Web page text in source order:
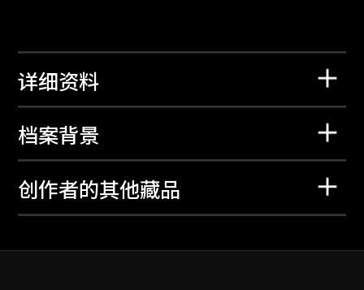
详细资料
档案背景
创作者的其他藏品